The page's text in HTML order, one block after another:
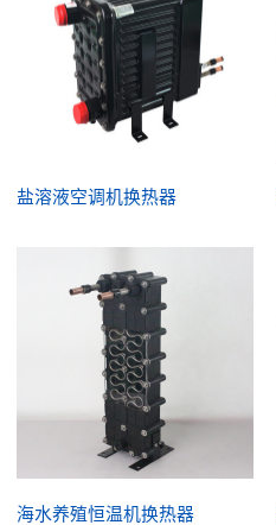
盐溶液空调机换热器
海水养殖恒温机换热器